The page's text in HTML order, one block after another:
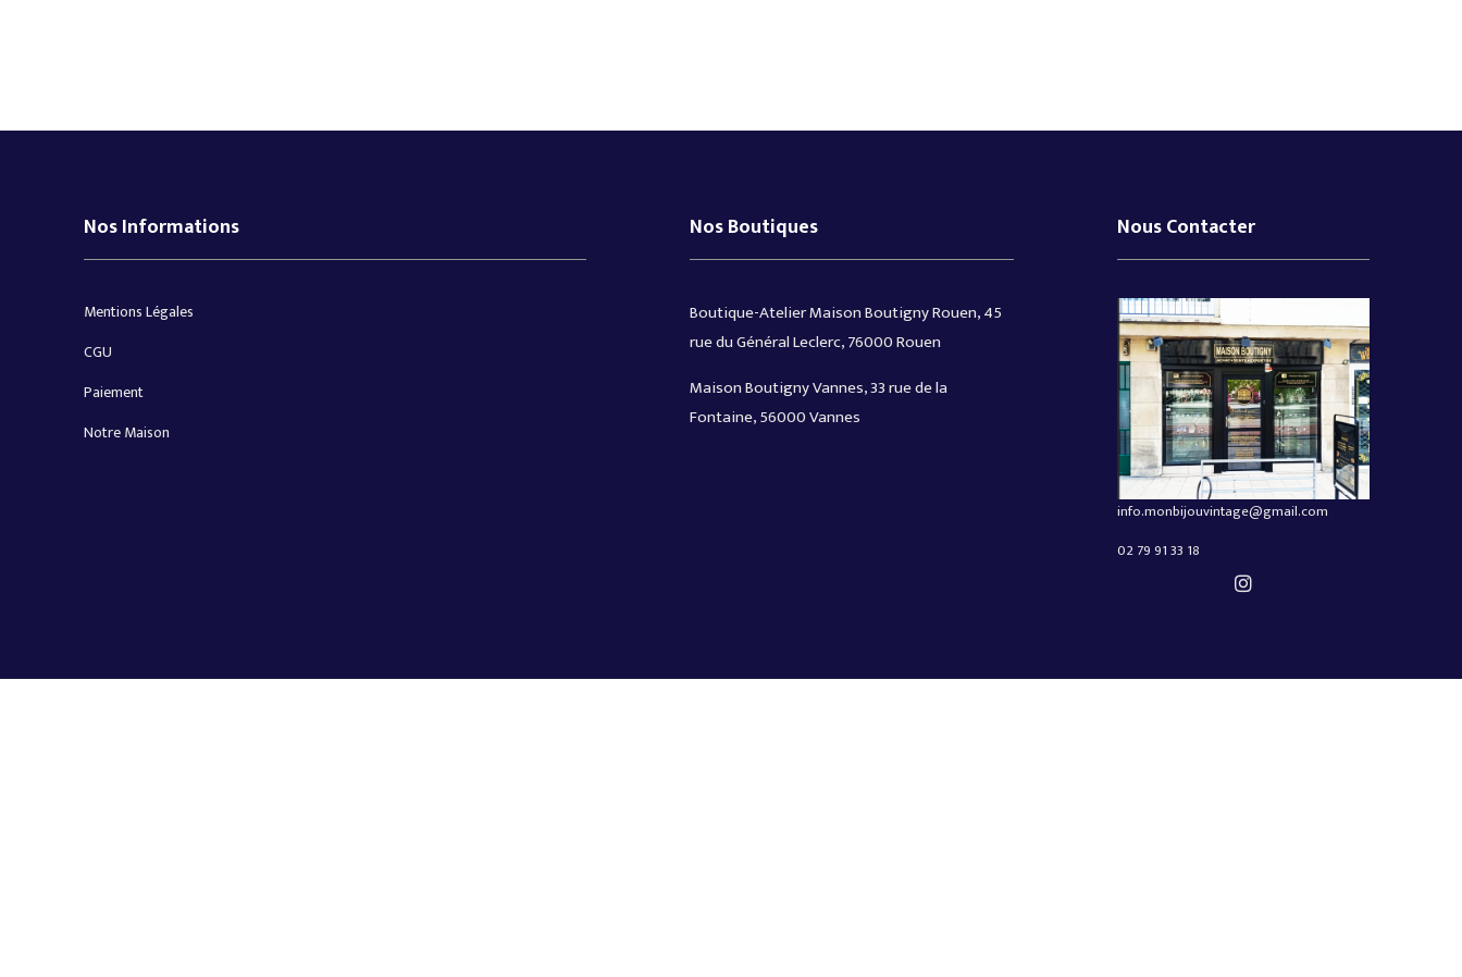
Nos Informations
Mentions Légales
CGU
Paiement
Notre Maison
Nos Boutiques
Boutique-Atelier Maison Boutigny Rouen, 45
rue du Général Leclerc, 76000 Rouen
Maison Boutigny Vannes, 33 rue de la
Fontaine, 56000 Vannes
Nous Contacter
info.monbijouvintage@gmail.com
02 79 91 33 18